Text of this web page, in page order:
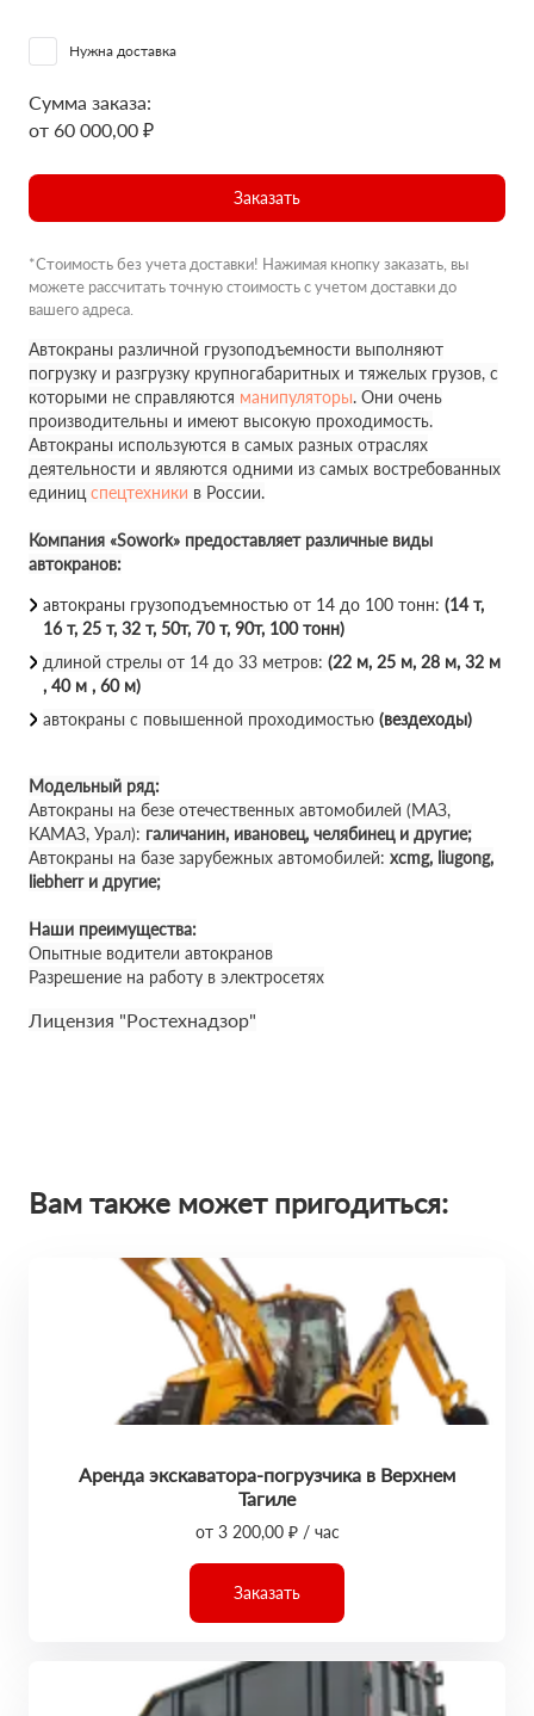
Нужна доставка
Сумма заказа:
от 60 000,00 ₽
Заказать
*Стоимость без учета доставки! Нажимая кнопку заказать, вы
можете рассчитать точную стоимость с учетом доставки до
вашего адреса.
Автокраны различной грузоподъемности выполняют
погрузку и разгрузку крупногабаритных и тяжелых грузов, с
которыми не справляются манипуляторы. Они очень
производительны и имеют высокую проходимость.
Автокраны используются в самых разных отраслях
деятельности и являются одними из самых востребованных
единиц спецтехники в России.
Компания «Sowork» предоставляет различные виды
автокранов:
автокраны грузоподъемностью от 14 до 100 тонн: (14 т,
16 т, 25 т, 32 т, 50т, 70 т, 90т, 100 тонн)
длиной стрелы от 14 до 33 метров: (22 м, 25 м, 28 м, 32 м
, 40 м , 60 м)
автокраны с повышенной проходимостью (вездеходы)
Модельный ряд:
Автокраны на безе отечественных автомобилей (МАЗ,
КАМАЗ, Урал): галичанин, ивановец, челябинец и другие;
Автокраны на базе зарубежных автомобилей: xcmg, liugong,
liebherr и другие;
Наши преимущества:
Опытные водители автокранов
Разрешение на работу в электросетях
Лицензия "Ростехнадзор"
Вам также может пригодиться:
Аренда экскаватора-погрузчика в Верхнем
Тагиле
от 3 200,00 ₽ / час
Заказать